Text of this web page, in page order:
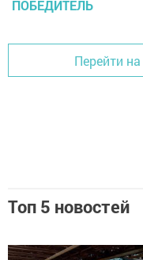
ПОБЕДИТЕЛЬ
Перейти
Топ 5 новостей